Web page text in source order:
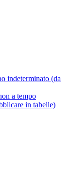
indeterminato (da
a tempo
in tabelle)